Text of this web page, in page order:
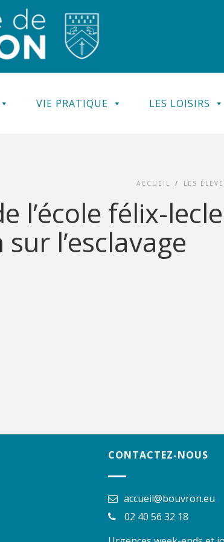
VIE PRATIQUE LES LOISIRS
ACCUEIL / LES
l’école félix-
l’esclavage
CONTACTEZ-NOUS
accueil@bouvron.eu
02 40 56 32 18